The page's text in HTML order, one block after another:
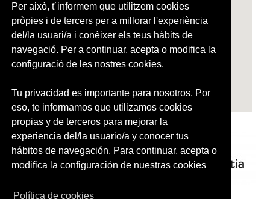
Per això, t´informem que utilitzem cookies
pròpies i de tercers per a millorar l'experiència
del/la usuari/a i conèixer els teus hàbits de
navegació. Per a continuar, acepta o modifica la
configuració de les nostres cookies.
Tu privacidad es importante para nosotros. Por
eso, te informamos que utilizamos cookies
propias y de terceros para mejorar la
experiencia del/la usuario/a y conocer tus
hábitos de navegación. Para continuar, acepta o
modifica la configuración de nuestras cookies
Política de cookies